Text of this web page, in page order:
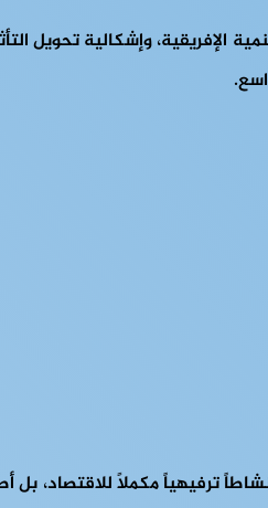
وإشكالية تحويل
ثقافياً هامشياً أو نشاطاً ترفيهياً مكملاً